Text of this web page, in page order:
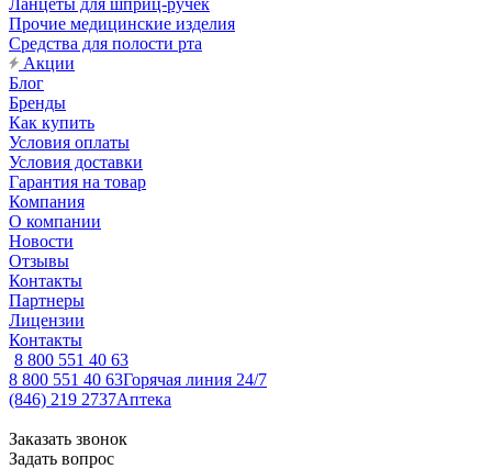
Ланцеты для шприц-ручек
Прочие медицинские изделия
Средства для полости рта
Акции
Блог
Бренды
Как купить
Условия оплаты
Условия доставки
Гарантия на товар
Компания
О компании
Новости
Отзывы
Контакты
Партнеры
Лицензии
Контакты
8 800 551 40 63
8 800 551 40 63Горячая линия 24/7
(846) 219 2737Аптека
Заказать звонок
Задать вопрос